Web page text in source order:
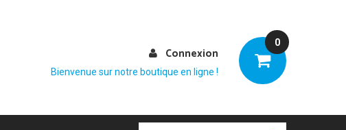
0
Connexion
Bienvenue sur notre boutique en ligne !